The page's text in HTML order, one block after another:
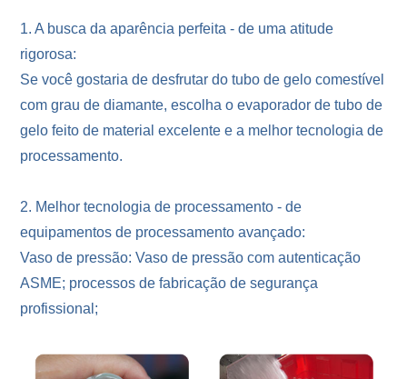
1. A busca da aparência perfeita - de uma atitude
rigorosa:
Se você gostaria de desfrutar do tubo de gelo comestível
com grau de diamante, escolha o evaporador de tubo de
gelo feito de material excelente e a melhor tecnologia de
processamento.
2. Melhor tecnologia de processamento - de
equipamentos de processamento avançado:
Vaso de pressão: Vaso de pressão com autenticação
ASME; processos de fabricação de segurança
profissional;